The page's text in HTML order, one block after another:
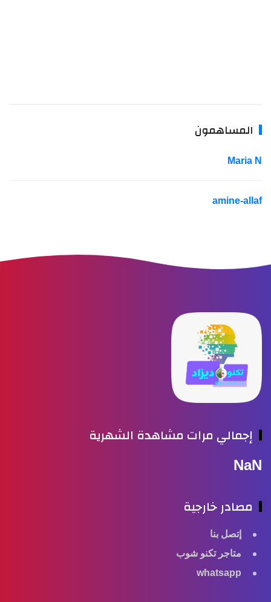
المساهمون
Maria
amine-
إجمالي مرات مشاهدة الشهرية
مصادر خارجية
إتصل بنا
متاجر تكنو شوب
whatsapp